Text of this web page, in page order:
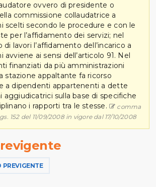
ovvero di presidente o
commissione collaudatrice a
scelti secondo le procedure e con le
per l’affidamento dei servizi; nel
di lavori l’affidamento dell’incarico a
ai sensi dell’articolo 91. Nel
finanziati da più amministrazioni
stazione appaltante fa ricorso
a dipendenti appartenenti a dette
aggiudicatrici sulla base di specifiche
i rapporti tra le stesse.
comma
152 del 11/09/2008 in vigore dal 17/10/2008
PREVIGENTE